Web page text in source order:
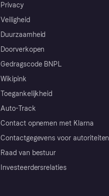
Privacy
Veiligheid
Duurzaamheid
Doorverkopen
Gedragscode BNPL
Wikipink
Toegankelijkheid
Auto-Track
Contact opnemen met Klarna
Contactgegevens voor autoriteiten
Raad van bestuur
Investeerdersrelaties